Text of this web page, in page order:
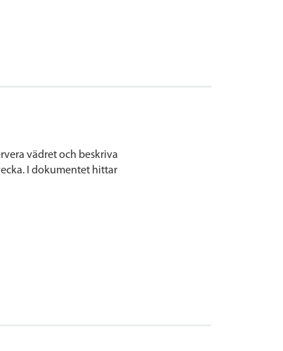
vädret och beskriva
I dokumentet hittar